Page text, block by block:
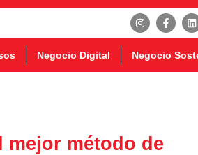
Negocio Digital Negocio
mejor método de